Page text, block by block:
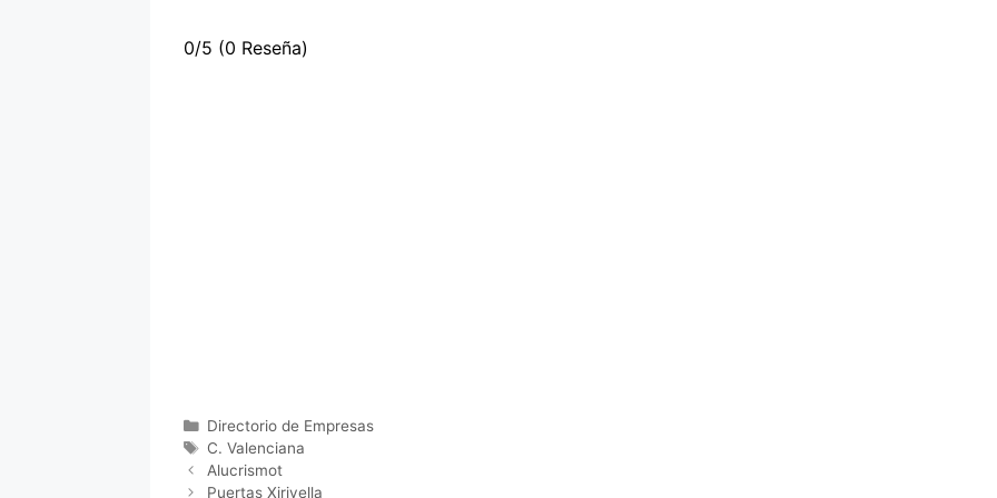
0/5 (0 Reseña)
Categorías
Directorio de Empresas
Etiquetas
C. Valenciana
Alucrismot
Puertas Xirivella